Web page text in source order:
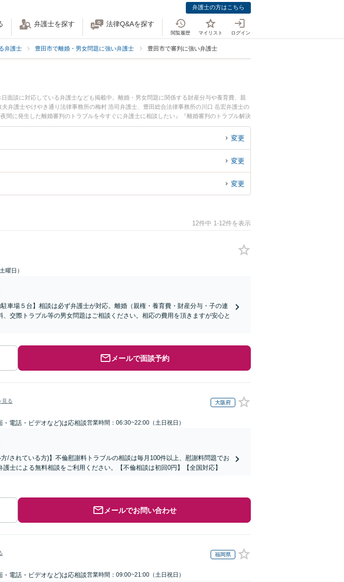
弁護士の方はこちら
弁護士を探す 法律Q&Aを探す
閲覧履歴 マイリスト ログイン
弁護士 豊田市で離婚・男女問題に強い弁護士 豊田市で審判に強い弁護士
面談に対応している弁護士なども掲載中。離婚・男女問題に関係する財産分与や養育費、親
弁護士やけやき通り法律事務所の梅村 浩司弁護士、豊田総合法律事務所の川口 岳宏弁護士の
間に発生した離婚審判のトラブルを今すぐに弁護士に相談したい』『離婚審判のトラブル解決
る豊田市内の弁護士に相談予約したい』などでお困りの相談者さんにおすすめです。
変更
変更
変更
12件中 1-12件を表示
曜日）
車場５台】相談は必ず弁護士が対応。離婚（親権・養育費・財産分与・子の連
交際トラブル等の男女問題はご相談ください。相応の費用を頂きますが安心と
メールで面談予約
見る 大阪府
・電話・ビデオなど)は応相談営業時間：06:30~22:00（土日祝日）
/されている方)】不倫慰謝料トラブルの相談は毎月100件以上、慰謝料問題でお
士による無料相談をご利用ください。【不倫相談は初回0円】【全国対応】
メールでお問い合わせ
福岡県
・電話・ビデオなど)は応相談営業時間：09:00~21:00（土日祝日）